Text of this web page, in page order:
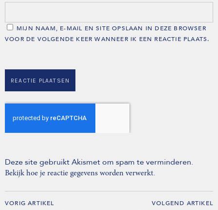
MIJN NAAM, E-MAIL EN SITE OPSLAAN IN DEZE BROWSER
VOOR DE VOLGENDE KEER WANNEER IK EEN REACTIE PLAATS.
Deze site gebruikt Akismet om spam te verminderen.
Bekijk hoe je reactie gegevens worden verwerkt.
VORIG ARTIKEL VOLGEND ARTIKEL